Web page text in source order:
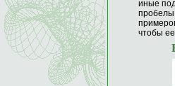
иные
пробелы
чтобы